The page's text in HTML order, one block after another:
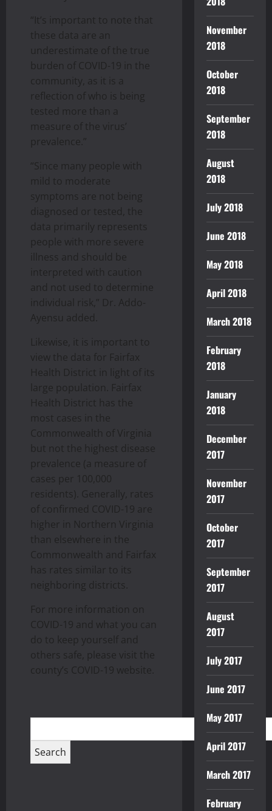
“It’s important to note that
these data are an
underestimate of the true
burden of COVID-19 in the
community, as it is a
reflection of who is being
tested more than a
measure of the virus’
prevalence.”
“Since many people with
mild to moderate
symptoms are not being
diagnosed or tested, the
data primarily represents
people with more severe
illness and should be
interpreted with caution
and not used to determine
individual risk,” Dr. Addo-
Ayensu added.
Likewise, it is important to
view the data for Fairfax
Health District in light of its
large population. Fairfax
Health District has the
most cases in the
Commonwealth of Virginia
but not the highest disease
prevalence (a measure of
cases per 100,000
residents). Generally, rates
of confirmed COVID-19 are
higher in Northern Virginia
than elsewhere in the
Commonwealth and Fairfax
has rates similar to its
neighboring districts.
For more information on
COVID-19 and what you can
do to keep yourself and
others safe, please visit the
county’s COVID-19 website.
November
2018
October
2018
September
2018
August
2018
July 2018
June 2018
May 2018
April 2018
March 2018
February
2018
January
2018
December
2017
November
2017
October
2017
September
2017
August
2017
July 2017
June 2017
May 2017
April 2017
March 2017
February